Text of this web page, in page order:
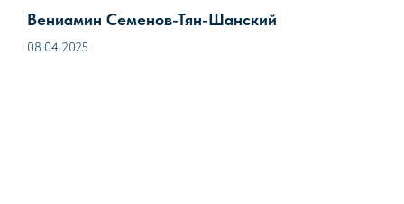
Вениамин Семенов-Тян-Шанский
08.04.2025